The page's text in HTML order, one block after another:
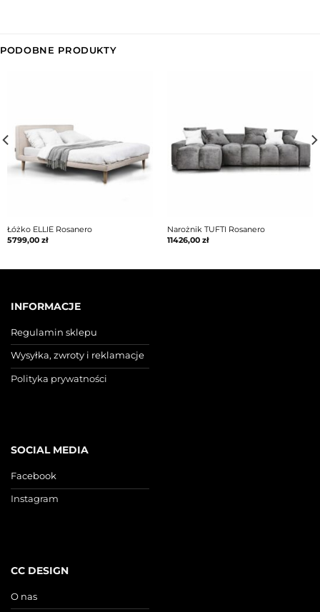
PODOBNE PRODUKTY
Łóżko ELLIE Rosanero
5799,00 zł
Narożnik TUFTI Rosanero
11426,00 zł
INFORMACJE
Regulamin sklepu
Wysyłka, zwroty i reklamacje
Polityka prywatności
SOCIAL MEDIA
Facebook
Instagram
CC DESIGN
O nas